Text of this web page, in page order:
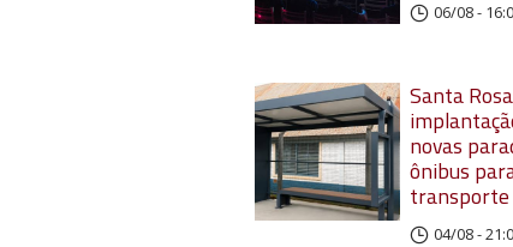
06/08 -
Santa
novas
ônibus
transporte
04/08 -